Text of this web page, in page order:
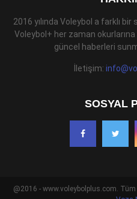
2016 yılında Voleybol a farklı
Voleybol+ her zaman
güncel haberleri
İletişim:
SOSYAL
@2016 - www.voleybolplus.com. Tüm